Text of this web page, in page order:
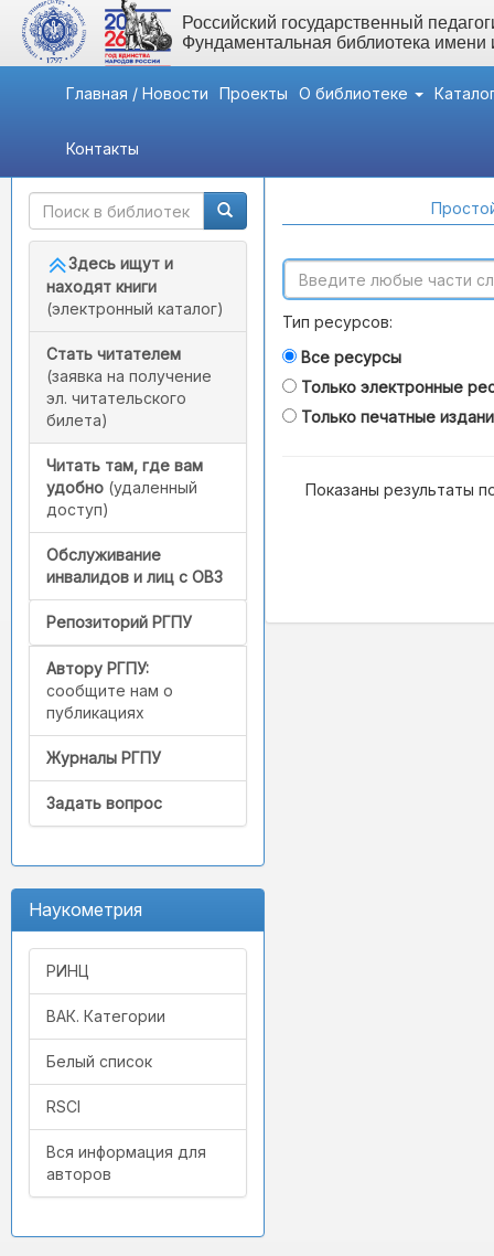
Российский государственный
Фундаментальная библиотека
Главная / Новости Проекты О библиотеке
Контакты
Быстрый доступ
Здесь ищут и
находят книги
(электронный каталог)
Стать читателем
(заявка на получение
эл. читательского
билета)
Читать там, где вам
удобно (удаленный
доступ)
Обслуживание
инвалидов и лиц с ОВЗ
Репозиторий РГПУ
Автору РГПУ:
сообщите нам о
публикациях
Журналы РГПУ
Задать вопрос
Наукометрия
РИНЦ
ВАК. Категории
Белый список
RSCI
Вся информация для
авторов
Тип ресурсов:
Все ресурсы
Только электронные
Только печатные
Показаны результаты